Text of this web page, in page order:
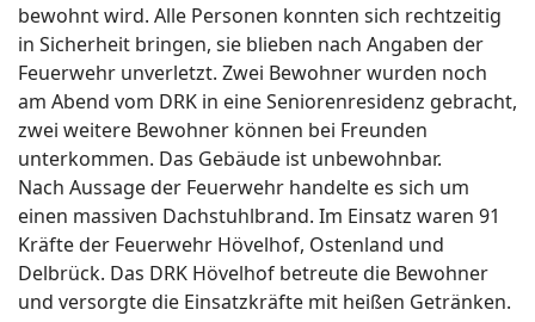
bewohnt wird. Alle Personen konnten sich rechtzeitig
in Sicherheit bringen, sie blieben nach Angaben der
Feuerwehr unverletzt. Zwei Bewohner wurden noch
am Abend vom DRK in eine Seniorenresidenz gebracht,
zwei weitere Bewohner können bei Freunden
unterkommen. Das Gebäude ist unbewohnbar.
Nach Aussage der Feuerwehr handelte es sich um
einen massiven Dachstuhlbrand. Im Einsatz waren 91
Kräfte der Feuerwehr Hövelhof, Ostenland und
Delbrück. Das DRK Hövelhof betreute die Bewohner
und versorgte die Einsatzkräfte mit heißen Getränken.